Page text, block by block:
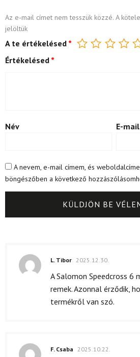
Az e-mail címet nem tesszük közzé. A
jelöltük
A te értékelésed *
Értékelésed *
Név E-mail
A nevem, e-mail címem, és
böngészőben a következő
L. Tibor 2025.12.30.
A Salomon Speedcross 6
remek. Azonnal érződik,
termékről van szó.
F. Csaba 2025.10.22.